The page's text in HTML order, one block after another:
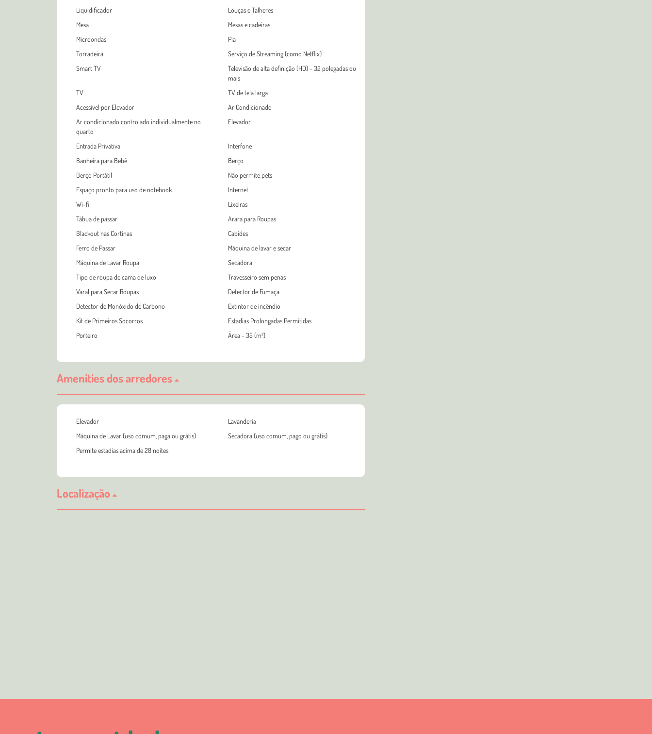
Liquidificador
Louças e Talheres
Mesa
Mesas e cadeiras
Microondas
Pia
Torradeira
Serviço de Streaming (como Netflix)
Smart TV
Televisão de alta definição (HD) - 32 polegadas ou
mais
TV
TV de tela larga
Acessível por Elevador
Ar Condicionado
Ar condicionado controlado individualmente no
quarto
Elevador
Entrada Privativa
Interfone
Banheira para Bebê
Berço
Berço Portátil
Não permite pets
Espaço pronto para uso de notebook
Internet
Wi-fi
Lixeiras
Tábua de passar
Arara para Roupas
Blackout nas Cortinas
Cabides
Ferro de Passar
Máquina de lavar e secar
Máquina de Lavar Roupa
Secadora
Tipo de roupa de cama de luxo
Travesseiro sem penas
Varal para Secar Roupas
Detector de Fumaça
Detector de Monóxido de Carbono
Extintor de incêndio
Kit de Primeiros Socorros
Estadias Prolongadas Permitidas
Porteiro
Área - 35 (m²)
Amenities dos arredores
Elevador
Lavanderia
Máquina de Lavar (uso comum, paga ou grátis)
Secadora (uso comum, pago ou grátis)
Permite estadias acima de 28 noites
Localização